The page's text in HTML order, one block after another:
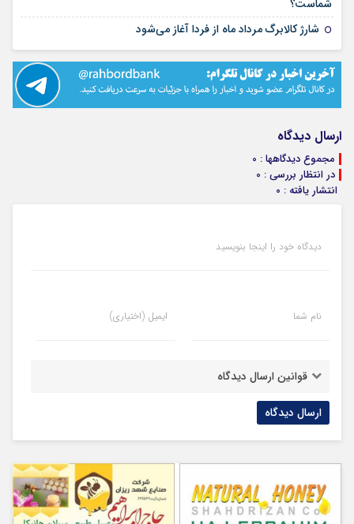
شماست؟
شارژ کالابرگ مرداد ماه از فردا آغاز می‌شود
ارسال دیدگاه
مجموع دیدگاهها : 0
در انتظار بررسی : 0
انتشار یافته : 0
دیدگاه خود را اینجا بنویسید
نام شما ایمیل (اختیاری)
قوانین ارسال دیدگاه